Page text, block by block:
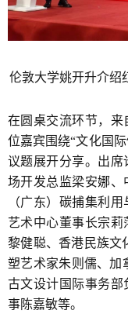
伦敦大学姚开升介绍
在圆桌交流环节，来
位嘉宾围绕“文化国
议题展开分享。出
场开发总监梁安娜
（广东）碳捕集利
艺术中心董事长宗
黎健聪、香港民族文
塑艺术家朱则儒、加
古文设计国际事务部
事陈嘉敏等。